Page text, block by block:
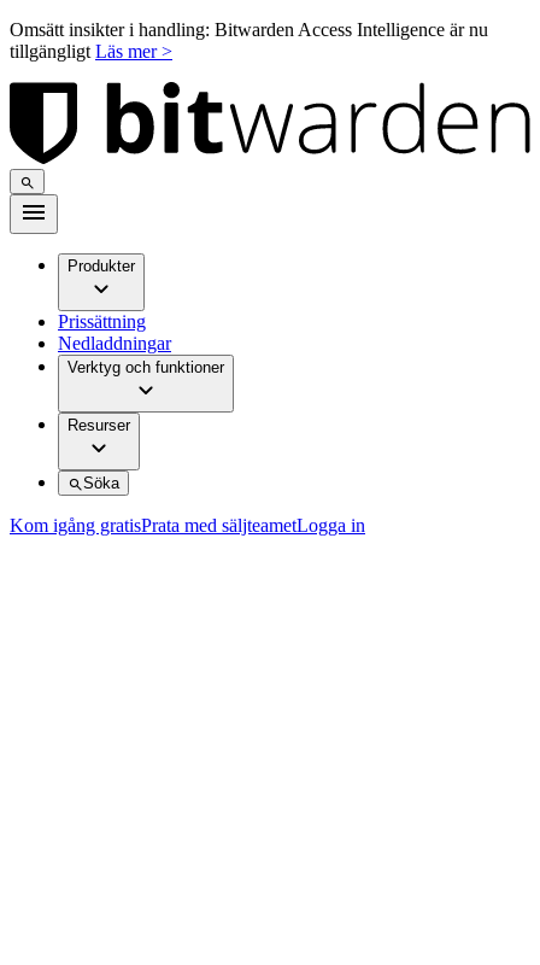
Omsätt insikter i handling: Bitwarden Access Intelligence är nu
tillgängligt Läs mer >
Produkter
Prissättning
Nedladdningar
Verktyg och funktioner
Resurser
Söka
Kom igång gratisPrata med säljteametLogga in